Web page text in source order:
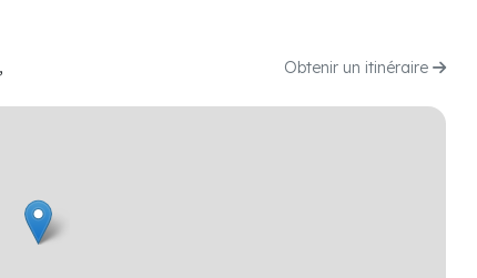
Obtenir un itinéraire